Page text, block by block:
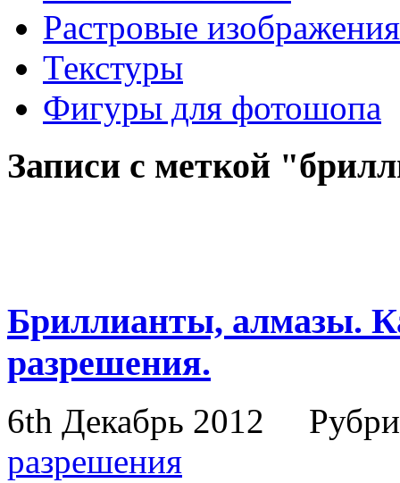
Растровые изображения
Текстуры
Фигуры для фотошопа
Записи с меткой
Бриллианты, алмазы.
разрешения.
6th Декабрь 2012
разрешения